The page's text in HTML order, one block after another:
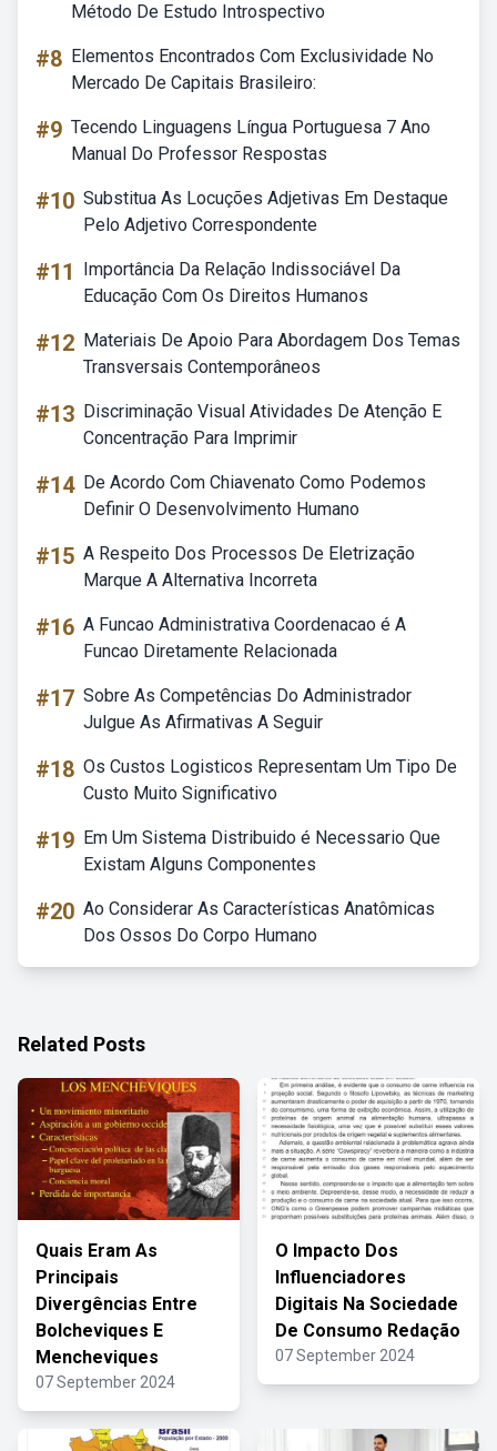
Método De Estudo Introspectivo
#8 Elementos Encontrados Com Exclusividade No
Mercado De Capitais Brasileiro:
#9 Tecendo Linguagens Língua Portuguesa 7 Ano
Manual Do Professor Respostas
#10 Substitua As Locuções Adjetivas Em Destaque
Pelo Adjetivo Correspondente
#11
Importância Da Relação Indissociável Da
Educação Com Os Direitos Humanos
#12 Materiais De Apoio Para Abordagem Dos Temas
Transversais Contemporâneos
#13 Discriminação Visual Atividades De Atenção E
Concentração Para Imprimir
#14 De Acordo Com Chiavenato Como Podemos
Definir O Desenvolvimento Humano
#15 A Respeito Dos Processos De Eletrização
Marque A Alternativa Incorreta
#16 A Funcao Administrativa Coordenacao é A
Funcao Diretamente Relacionada
#17 Sobre As Competências Do Administrador
Julgue As Afirmativas A Seguir
#18 Os Custos Logisticos Representam Um Tipo De
Custo Muito Significativo
#19 Em Um Sistema Distribuido é Necessario Que
Existam Alguns Componentes
#20 Ao Considerar As Características Anatômicas
Dos Ossos Do Corpo Humano
Related Posts
Quais Eram As
Principais
Divergências Entre
Bolcheviques E
Mencheviques
07 September 2024
O Impacto Dos
Influenciadores
Digitais Na Sociedade
De Consumo Redação
07 September 2024